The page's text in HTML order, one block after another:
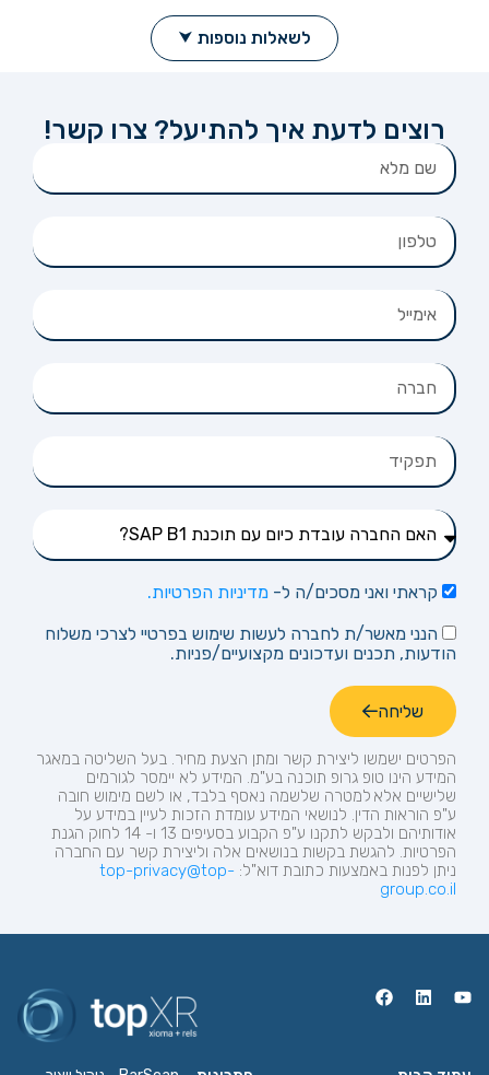
לשאלות נוספות ⮟
רוצים לדעת איך להתיעל? צרו קשר!
קראתי ואני מסכים/ה ל- מדיניות הפרטיות.
הנני מאשר/ת לחברה לעשות שימוש בפרטיי לצרכי משלוח
הודעות, תכנים ועדכונים מקצועיים/פניות.
שליחה
הפרטים ישמשו ליצירת קשר ומתן הצעת מחיר. בעל השליטה במאגר
המידע הינו טופ גרופ תוכנה בע"מ. המידע לא יימסר לגורמים
שלישיים אלא למטרה שלשמה נאסף בלבד, או לשם מימוש חובה
ע"פ הוראות הדין. לנושאי המידע עומדת הזכות לעיין במידע על
אודותיהם ולבקש לתקנו ע"פ הקבוע בסעיפים 13 ו- 14 לחוק הגנת
הפרטיות. להגשת בקשות בנושאים אלה וליצירת קשר עם החברה
ניתן לפנות באמצעות כתובת דוא"ל: top-privacy@top-
group.co.il